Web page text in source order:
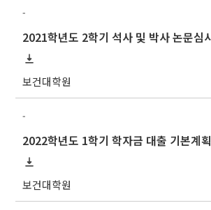
-
보건대학원
-
2022학년도 1학기 학자금 대출 기본계획
보건대학원